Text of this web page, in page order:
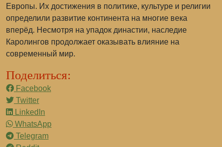
Европы. Их достижения в политике, культуре и религии
определили развитие континента на многие века
вперёд. Несмотря на упадок династии, наследие
Каролингов продолжает оказывать влияние на
современный мир.
Поделиться:
Facebook
Twitter
LinkedIn
WhatsApp
Telegram